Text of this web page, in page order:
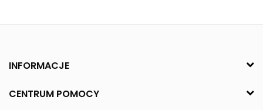
INFORMACJE
CENTRUM POMOCY